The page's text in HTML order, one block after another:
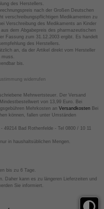
des Herstellers.
nach der Großen Deutschen
verschreibungspflichtigen Medikamenten zu
Verschreibung des Medikaments an Kinder
dem Abgabepreis des pharmazeutischen
Fassung zum 31.12.2003 ergibt. Es handelt
des Herstellers.
an, da der Artikel direkt vom Hersteller
muss.
bis.
widerrufen
Mehrwertsteuer. Der Versand
von 13,99 Euro. Bei
Mehrkosten an VersandkostenBei
können, fallen unter Umständen
49214 Bad Rothenfelde - Tel 0800 / 10 11
in haushaltsüblichen Mengen.
bis zu 6 Tage.
Daher kann es zu längeren Lieferzeiten und
Sie informiert.